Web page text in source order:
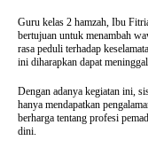
Guru kelas 2 hamzah, Ibu
bertujuan untuk menambah
rasa peduli terhadap
ini diharapkan dapat
Dengan adanya kegiatan ini,
hanya mendapatkan
berharga tentang profesi
dini.